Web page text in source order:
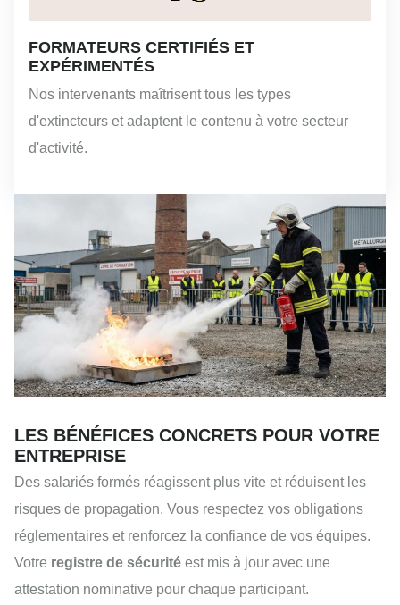
FORMATEURS CERTIFIÉS ET
EXPÉRIMENTÉS
Nos intervenants maîtrisent tous les types
d'extincteurs et adaptent le contenu à votre secteur
d'activité.
LES BÉNÉFICES CONCRETS POUR VOTRE
ENTREPRISE
Des salariés formés réagissent plus vite et réduisent les
risques de propagation. Vous respectez vos obligations
réglementaires et renforcez la confiance de vos équipes.
Votre registre de sécurité est mis à jour avec une
attestation nominative pour chaque participant.